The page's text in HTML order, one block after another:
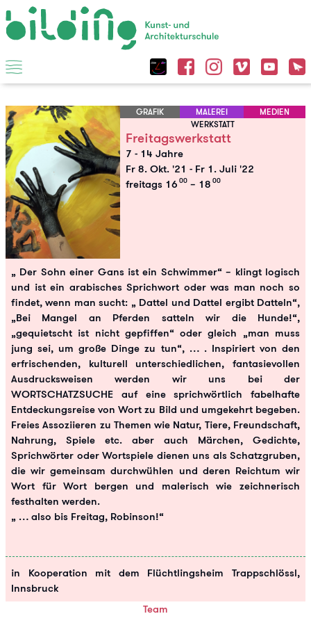
GRAFIK MALEREI
MEDIEN
WERKSTATT
Freitagswerkstatt
7 - 14 Jahre
Fr 8. Okt. '21 - Fr 1. Juli '22
freitags 16 00 – 18 00
„ Der Sohn einer Gans ist ein Schwimmer“ – klingt logisch
und ist ein arabisches Sprichwort oder was man noch so
findet, wenn man sucht: „ Dattel und Dattel ergibt Datteln“,
„Bei Mangel an Pferden satteln wir die Hunde!“,
„gequietscht ist nicht gepfiffen“ oder gleich „man muss
jung sei, um große Dinge zu tun“, … . Inspiriert von den
erfrischenden, kulturell unterschiedlichen, fantasievollen
Ausdrucksweisen werden wir uns bei der
WORTSCHATZSUCHE auf eine sprichwörtlich fabelhafte
Entdeckungsreise von Wort zu Bild und umgekehrt begeben.
Freies Assoziieren zu Themen wie Natur, Tiere, Freundschaft,
Nahrung, Spiele etc. aber auch Märchen, Gedichte,
Sprichwörter oder Wortspiele dienen uns als Schatzgruben,
die wir gemeinsam durchwühlen und deren Reichtum wir
Wort für Wort bergen und malerisch wie zeichnerisch
festhalten werden.
„ … also bis Freitag, Robinson!“
in Kooperation mit dem Flüchtlingsheim Trappschlössl,
Innsbruck
Team